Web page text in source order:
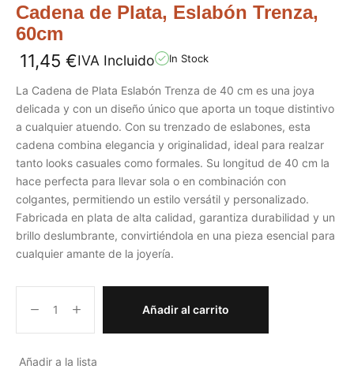
Cadena de Plata, Eslabón Trenza,
60cm
11,45 €IVA Incluido In Stock
La Cadena de Plata Eslabón Trenza de 40 cm es una joya
delicada y con un diseño único que aporta un toque distintivo
a cualquier atuendo. Con su trenzado de eslabones, esta
cadena combina elegancia y originalidad, ideal para realzar
tanto looks casuales como formales. Su longitud de 40 cm la
hace perfecta para llevar sola o en combinación con
colgantes, permitiendo un estilo versátil y personalizado.
Fabricada en plata de alta calidad, garantiza durabilidad y un
brillo deslumbrante, convirtiéndola en una pieza esencial para
cualquier amante de la joyería.
Añadir al carrito
Añadir a la lista